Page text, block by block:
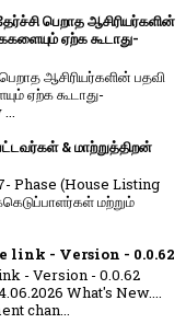
பெறாத ஆசிரியர்களின்
ஏற்க கூடாது-
ஆசிரியர்களின் பதவி
ஏற்க கூடாது-
& மாற்றுத்திறன்
Phase (House Listing
மற்றும்
link - Version - 0.0.62
- Version - 0.0.62
What's New....
chan...